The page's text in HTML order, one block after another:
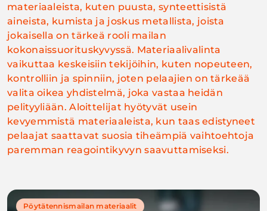
materiaaleista, kuten puusta, synteettisistä
aineista, kumista ja joskus metallista, joista
jokaisella on tärkeä rooli mailan
kokonaissuorituskyvyssä. Materiaalivalinta
vaikuttaa keskeisiin tekijöihin, kuten nopeuteen,
kontrolliin ja spinniin, joten pelaajien on tärkeää
valita oikea yhdistelmä, joka vastaa heidän
pelityyliään. Aloittelijat hyötyvät usein
kevyemmistä materiaaleista, kun taas edistyneet
pelaajat saattavat suosia tiheämpiä vaihtoehtoja
paremman reagointikyvyn saavuttamiseksi.
Pöytätennismailan materiaalit